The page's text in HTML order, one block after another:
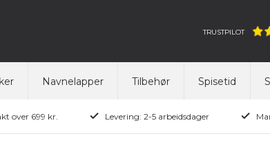
TRUSTPILOT
Navnelapper Tilbehør Spisetid
over 699 kr. Levering: 2-5 arbeidsdager